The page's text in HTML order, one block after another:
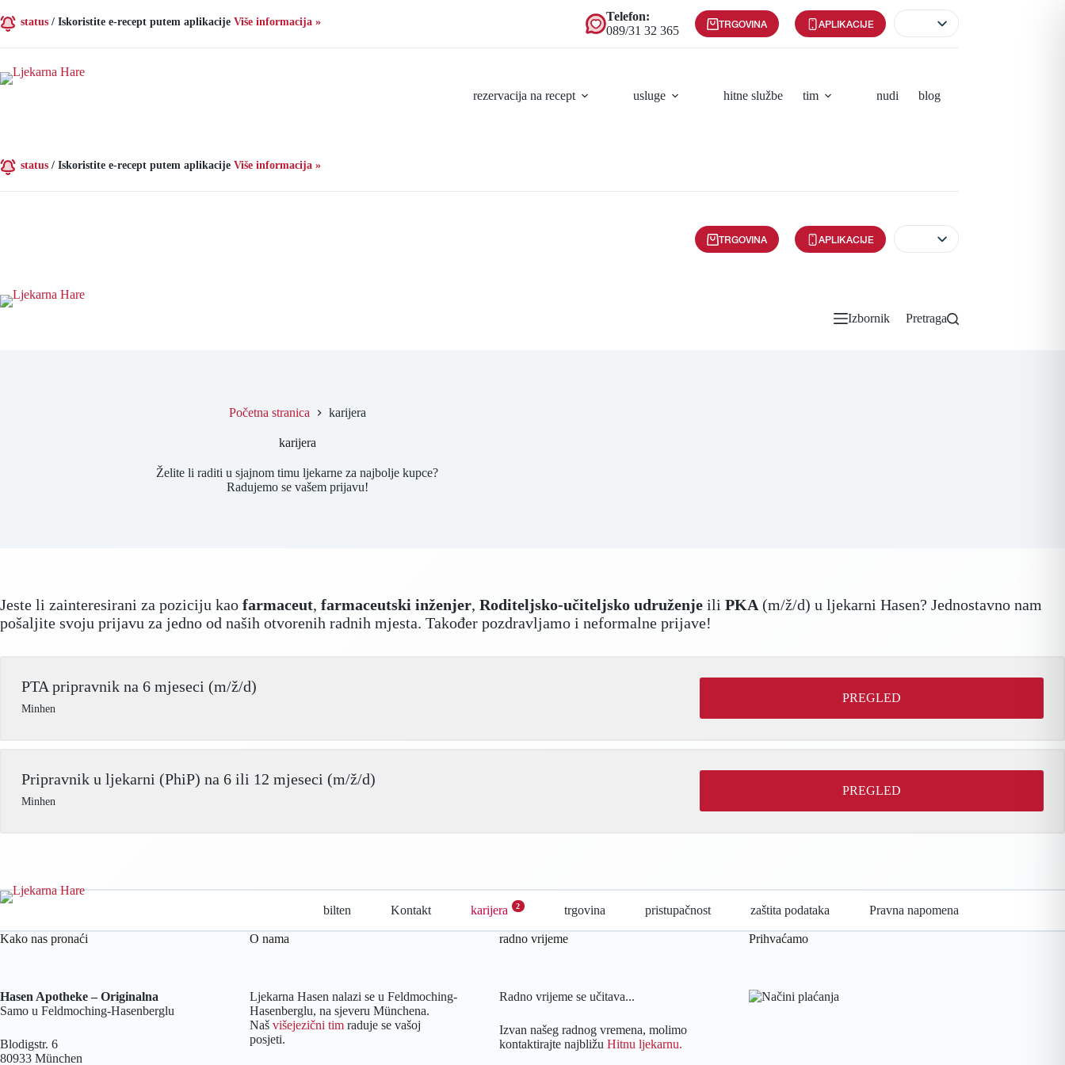
na
sadržaj
status / Iskoristite e-recept putem aplikacije Više informacija »
Telefon:
089/31 32 365
TRGOVINA APLIKACIJE
rezervacija na recept usluge hitne službe tim nudi blog
status / Iskoristite e-recept putem aplikacije Više informacija »
TRGOVINA APLIKACIJE
Izbornik Pretraga
Početna stranica karijera
karijera
Želite li raditi u sjajnom timu ljekarne za najbolje kupce?
Radujemo se vašem prijavu!
Jeste li zainteresirani za poziciju kao farmaceut, farmaceutski inženjer, Roditeljsko-učiteljsko udruženje ili PKA (m/ž/d) u ljekarni Hasen? Jednostavno nam
pošaljite svoju prijavu za jedno od naših otvorenih radnih mjesta. Također pozdravljamo i neformalne prijave!
PTA pripravnik na 6 mjeseci (m/ž/d)
Minhen
PREGLED
Pripravnik u ljekarni (PhiP) na 6 ili 12 mjeseci (m/ž/d)
Minhen
PREGLED
bilten Kontakt karijera 2 trgovina pristupačnost zaštita podataka Pravna napomena
Kako nas pronaći
Hasen Apotheke – Originalna
Samo u Feldmoching-Hasenberglu
Blodigstr. 6
80933 München
O nama
Ljekarna Hasen nalazi se u Feldmoching-
Hasenberglu, na sjeveru Münchena.
Naš višejezični timraduje se vašoj
posjeti.
radno vrijeme
Radno vrijeme se učitava...
Izvan našeg radnog vremena, molimo
kontaktirajte najbližu Hitnu ljekarnu.
Prihvaćamo